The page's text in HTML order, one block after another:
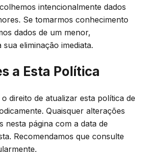
intencionalmente dados
Se tomarmos conhecimento
dados de um menor,
eliminação imediata.
a Esta Política
direito de atualizar esta política de
Quaisquer alterações
nesta página com a data de
Recomendamos que consulte